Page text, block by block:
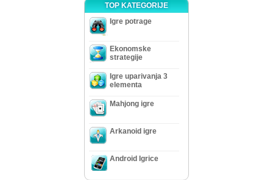
TOP KATEGORIJE
Igre potrage
Ekonomske
strategije
Igre uparivanja 3
elementa
Mahjong igre
Arkanoid igre
Android Igrice